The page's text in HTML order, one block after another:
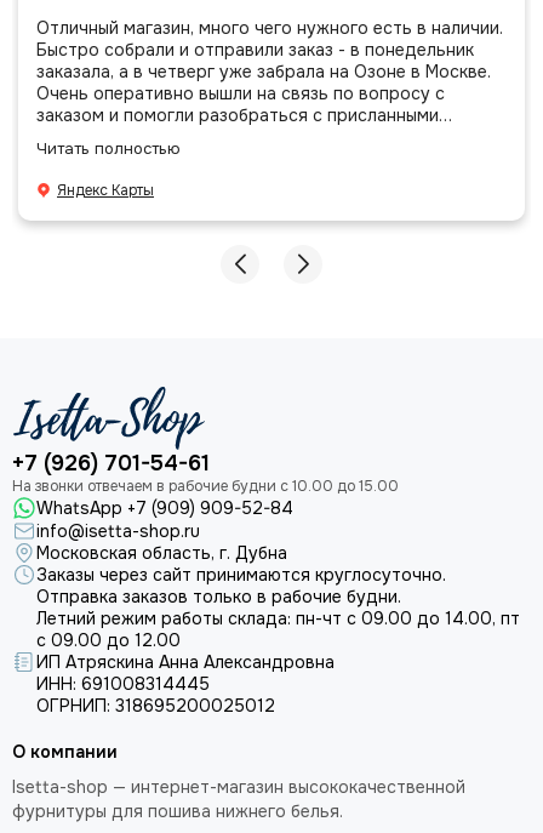
Отличный магазин, много чего нужного есть в наличии.
Быстро собрали и отправили заказ - в понедельник
заказала, а в четверг уже забрала на Озоне в Москве.
Очень оперативно вышли на связь по вопросу с
заказом и помогли разобраться с присланными
даже есть подарочек, очень приятно. Спасибо
большое команде!
Читать полностью
Яндекс Карты
+7 (926) 701-54-61
WhatsApp +7 (909) 909-52-84
info@isetta-shop.ru
Московская область, г. Дубна
Заказы через сайт принимаются круглосуточно.
Отправка заказов только в рабочие будни.
Летний режим работы склада: пн-чт с 09.00 до 14.00, пт
с 09.00 до 12.00
ИП Атряскина Анна Александровна
ИНН: 691008314445
ОГРНИП: 318695200025012
О компании
Isetta-shop — интернет-магазин высококачественной
фурнитуры для пошива нижнего белья.